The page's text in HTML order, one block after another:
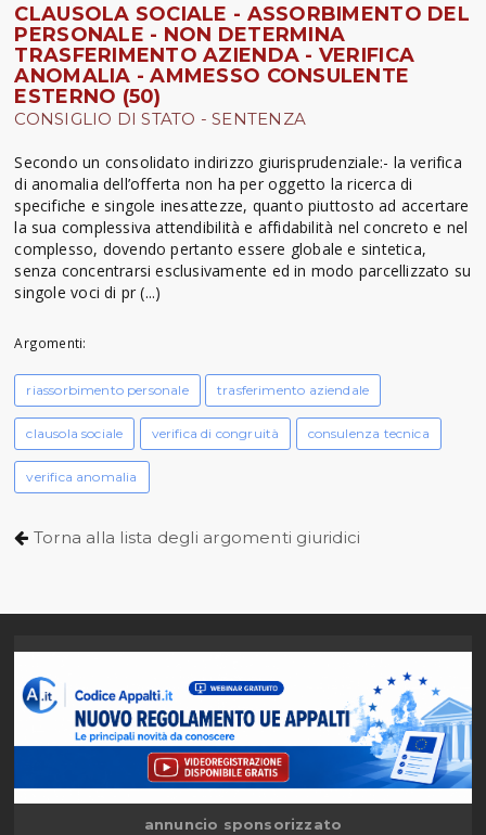
CLAUSOLA SOCIALE - ASSORBIMENTO DEL
PERSONALE - NON DETERMINA
TRASFERIMENTO AZIENDA - VERIFICA
ANOMALIA - AMMESSO CONSULENTE
ESTERNO (50)
CONSIGLIO DI STATO - SENTENZA
Secondo un consolidato indirizzo giurisprudenziale:- la verifica
di anomalia dell’offerta non ha per oggetto la ricerca di
specifiche e singole inesattezze, quanto piuttosto ad accertare
la sua complessiva attendibilità e affidabilità nel concreto e nel
complesso, dovendo pertanto essere globale e sintetica,
senza concentrarsi esclusivamente ed in modo parcellizzato su
singole voci di pr (...)
Argomenti:
riassorbimento personale trasferimento aziendale
clausola sociale verifica di congruità consulenza tecnica
verifica anomalia
Torna alla lista degli argomenti giuridici
annuncio sponsorizzato